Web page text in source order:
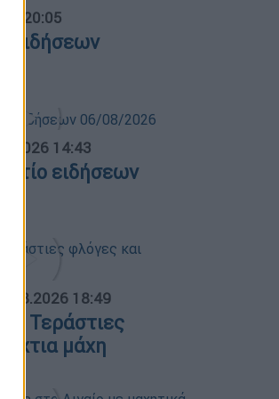
20:05
ειδήσεων
14:43
ειδήσεων
06.08.2026 18:49
Τεράστιες
μάχη